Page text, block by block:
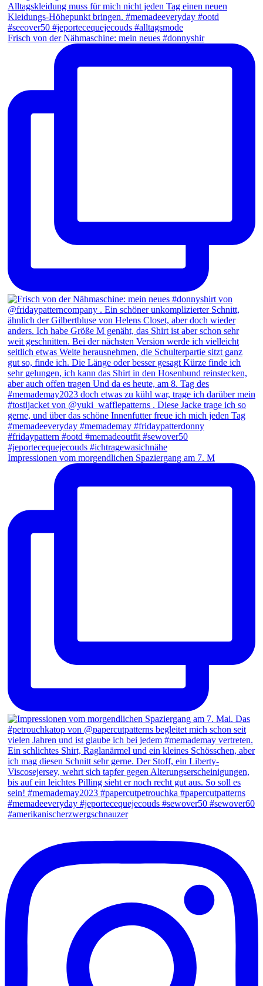
Frisch von der Nähmaschine: mein neues #donnyshir
Impressionen vom morgendlichen Spaziergang am 7. M